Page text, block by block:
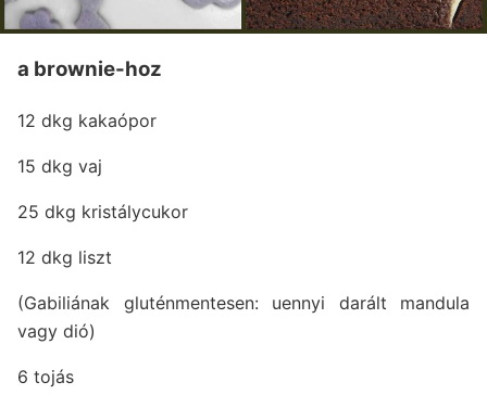
a brownie-hoz
12 dkg kakaópor
15 dkg vaj
25 dkg kristálycukor
12 dkg liszt
(Gabiliának gluténmentesen: uennyi darált mandula
vagy dió)
6 tojás